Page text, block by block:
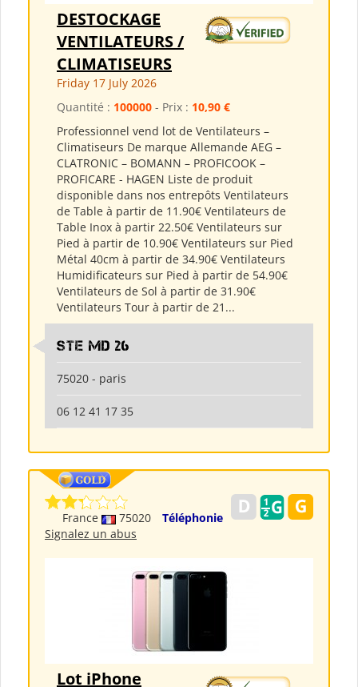
DESTOCKAGE
VENTILATEURS /
CLIMATISEURS
Friday 17 July 2026
Quantité : 100000 - Prix : 10,90 €
Professionnel vend lot de Ventilateurs –
Climatiseurs De marque Allemande AEG –
CLATRONIC – BOMANN – PROFICOOK –
PROFICARE - HAGEN Liste de produit
disponible dans nos entrepôts Ventilateurs
de Table à partir de 11.90€ Ventilateurs de
Table Inox à partir 22.50€ Ventilateurs sur
Pied à partir de 10.90€ Ventilateurs sur Pied
Métal 40cm à partir de 34.90€ Ventilateurs
Humidificateurs sur Pied à partir de 54.90€
Ventilateurs de Sol à partir de 31.90€
Ventilateurs Tour à partir de 21...
Ste md 26
75020 - paris
06 12 41 17 35
France 75020
Téléphonie
Signalez un abus
Lot iPhone